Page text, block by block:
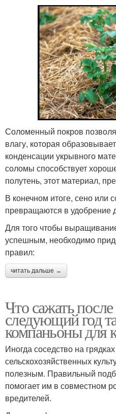
Соломенный покров
влагу, которая
конденсации укрывного
соломы способствует
полутень, этот материал,
В конечном итоге, сено или
превращаются в удобрение
Для того чтобы
успешным, необходимо
правил:
читать дальше →
Что сажать
следующий год
компаньоны для
Иногда соседство на
сельскохозяйственных
полезным. Правильный
помогает им в совместном
вредителей.